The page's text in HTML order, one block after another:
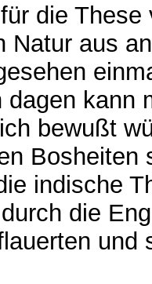
die
Natur aus
dagen kann
bewußt
Bosheiten
indische
die